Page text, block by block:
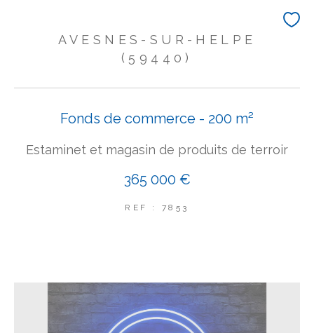
AVESNES-SUR-HELPE
(59440)
Fonds de commerce - 200 m²
Estaminet et magasin de produits de terroir
365 000 €
REF : 7853